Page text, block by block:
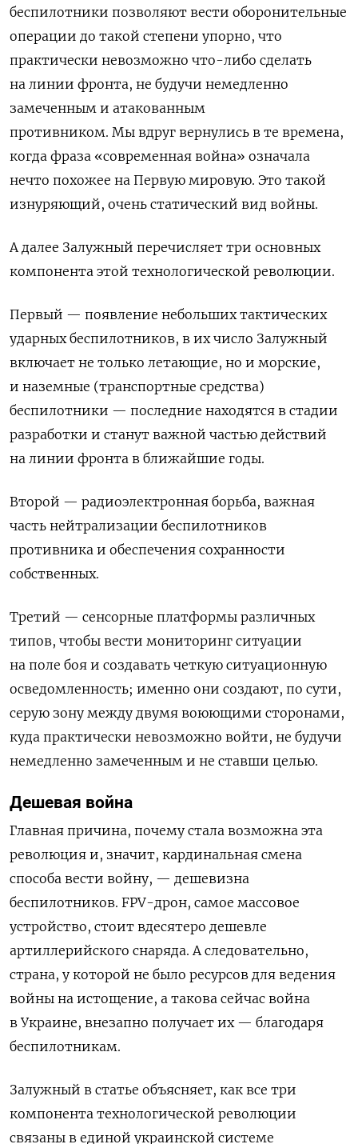
беспилотники позволяют вести оборонительные
операции до такой степени упорно, что
практически невозможно что-либо сделать
на линии фронта, не будучи немедленно
замеченным и атакованным
противником. Мы вдруг вернулись в те времена,
когда фраза «современная война» означала
нечто похожее на Первую мировую. Это такой
изнуряющий, очень статический вид войны.
А далее Залужный перечисляет три основных
компонента этой технологической революции.
Первый — появление небольших тактических
ударных беспилотников, в их число Залужный
включает не только летающие, но и морские,
и наземные (транспортные средства)
беспилотники — последние находятся в стадии
разработки и станут важной частью действий
на линии фронта в ближайшие годы.
Второй — радиоэлектронная борьба, важная
часть нейтрализации беспилотников
противника и обеспечения сохранности
собственных.
Третий — сенсорные платформы различных
типов, чтобы вести мониторинг ситуации
на поле боя и создавать четкую ситуационную
осведомленность; именно они создают, по сути,
серую зону между двумя воюющими сторонами,
куда практически невозможно войти, не будучи
немедленно замеченным и не ставши целью.
Дешевая война
Главная причина, почему стала возможна эта
революция и, значит, кардинальная смена
способа вести войну, — дешевизна
беспилотников. FPV-дрон, самое массовое
устройство, стоит вдесятеро дешевле
артиллерийского снаряда. А следовательно,
страна, у которой не было ресурсов для ведения
войны на истощение, а такова сейчас война
в Украине, внезапно получает их — благодаря
беспилотникам.
Залужный в статье объясняет, как все три
компонента технологической революции
связаны в единой украинской системе